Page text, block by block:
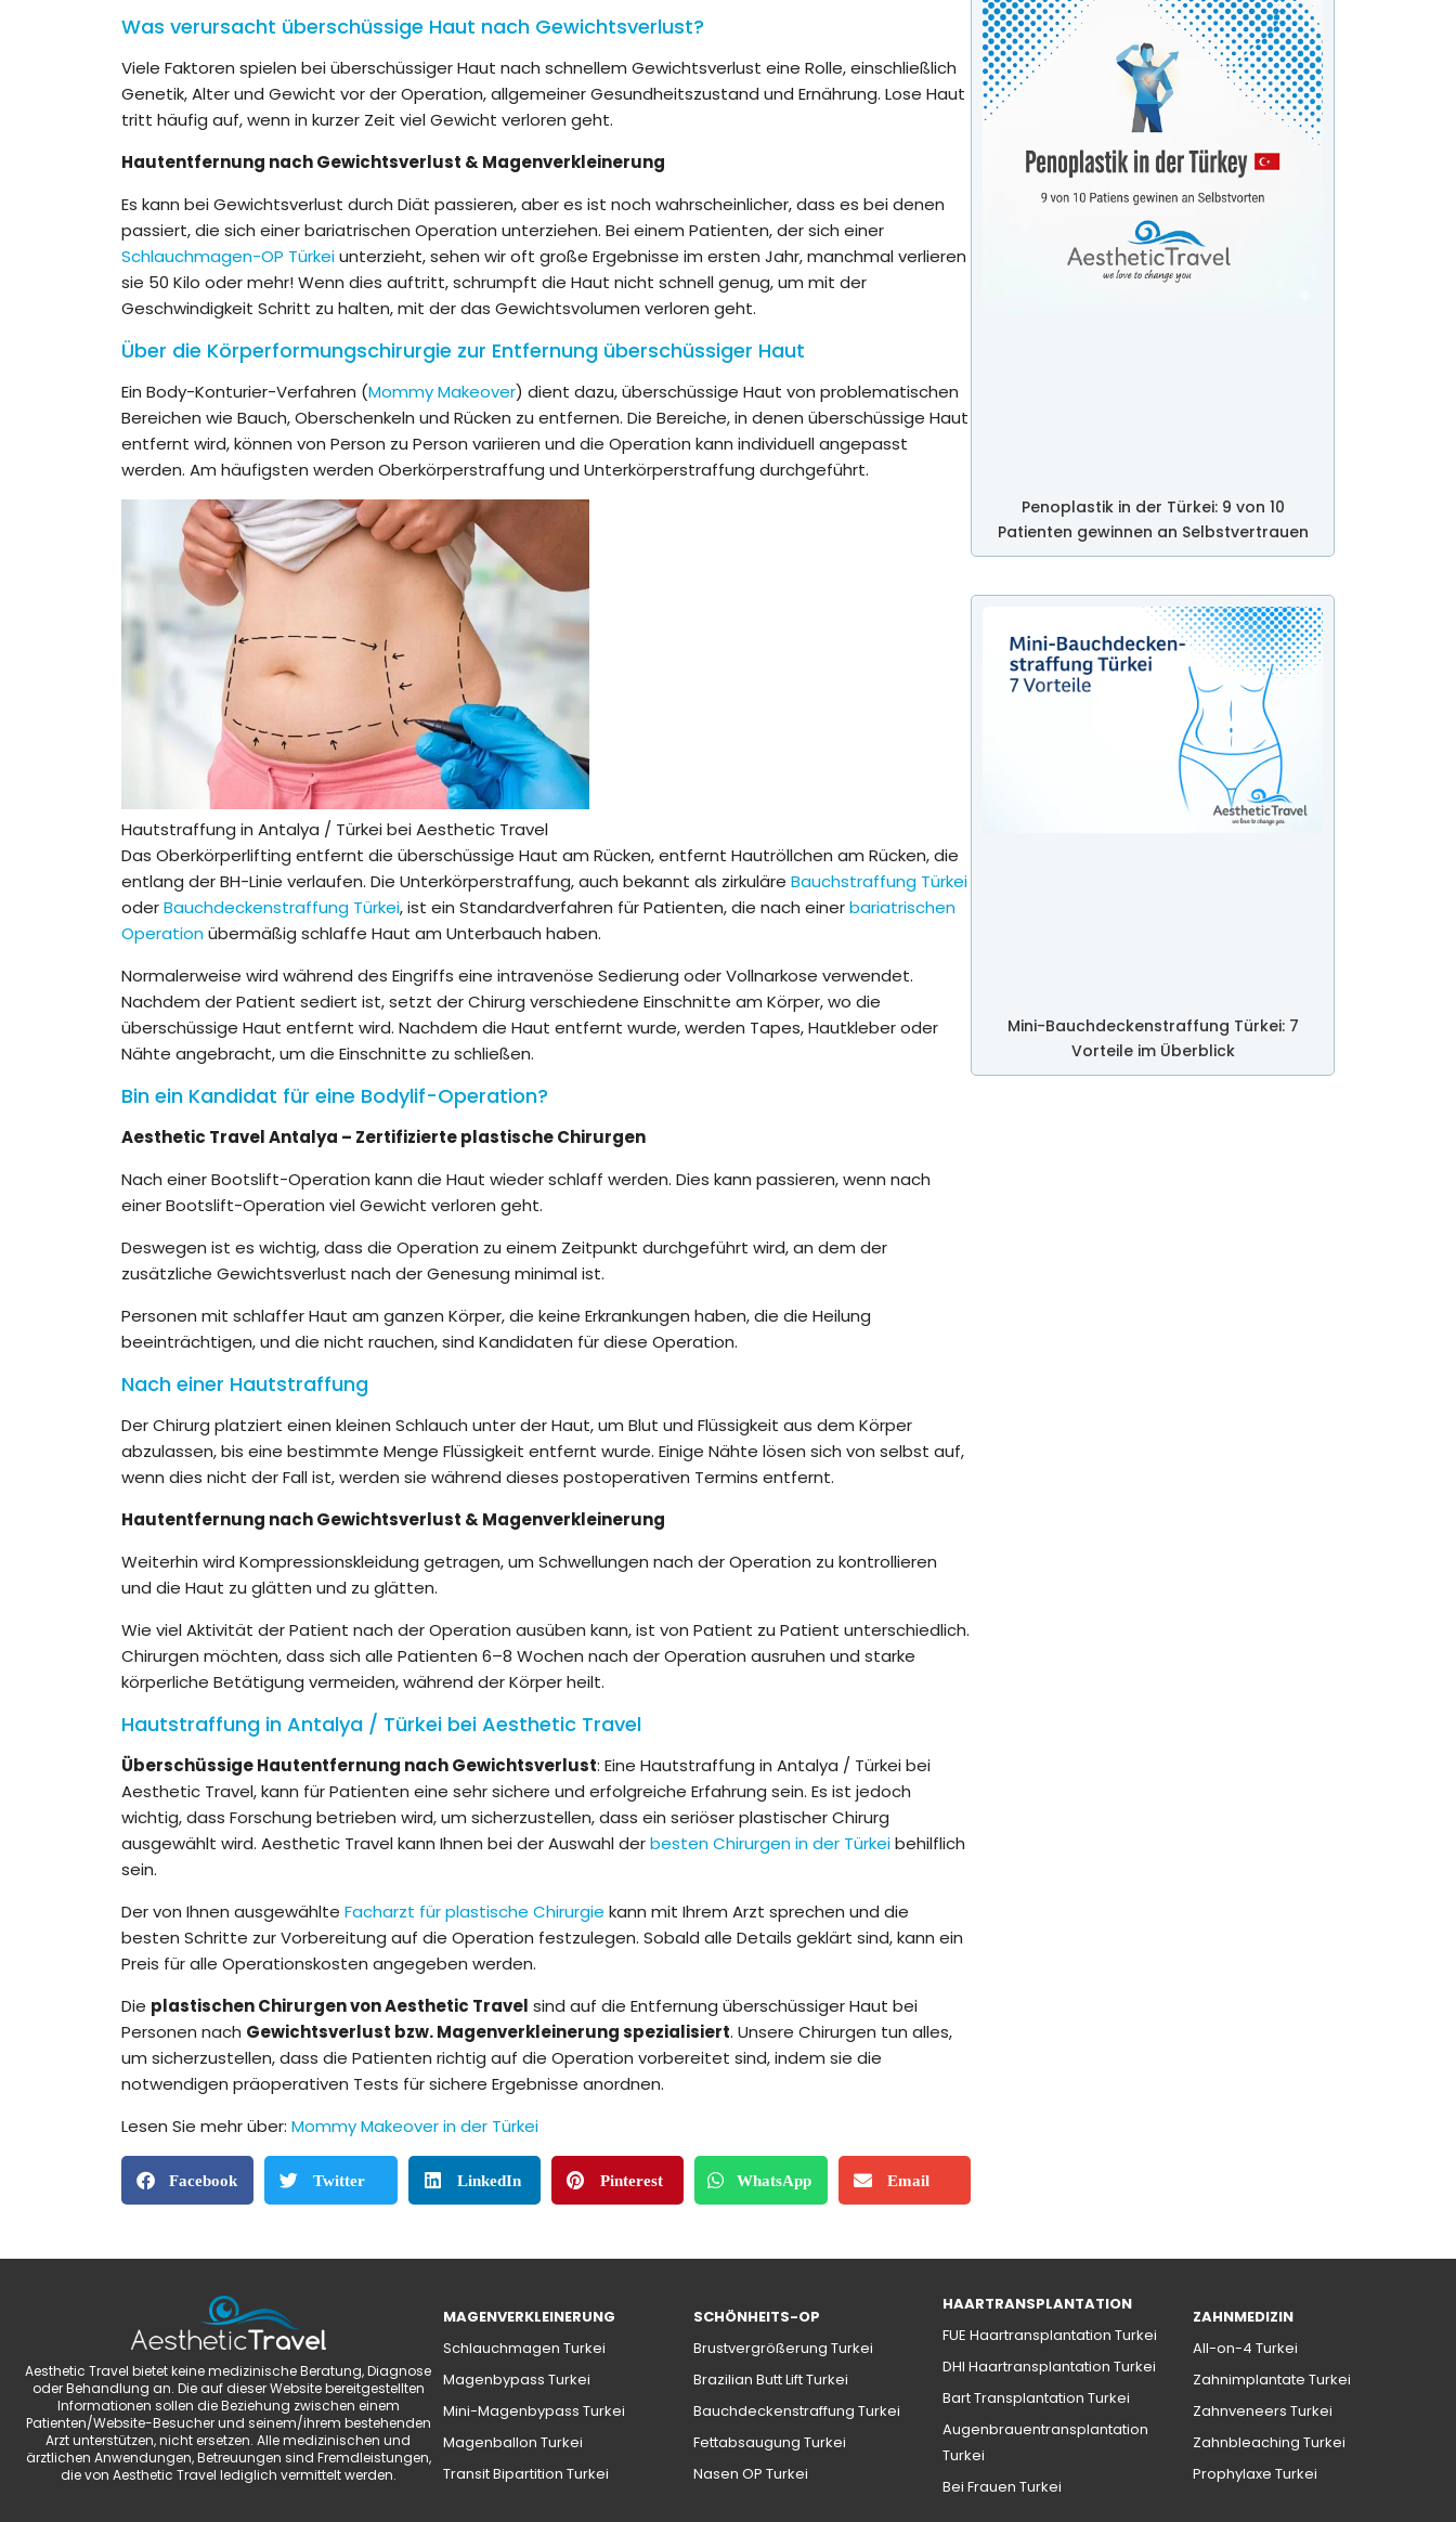
Was verursacht überschüssige Haut nach Gewichtsverlust?
Viele Faktoren spielen bei überschüssiger Haut nach schnellem Gewichtsverlust eine Rolle, einschließlich
Genetik, Alter und Gewicht vor der Operation, allgemeiner Gesundheitszustand und Ernährung. Lose Haut
tritt häufig auf, wenn in kurzer Zeit viel Gewicht verloren geht.
Hautentfernung nach Gewichtsverlust & Magenverkleinerung
Es kann bei Gewichtsverlust durch Diät passieren, aber es ist noch wahrscheinlicher, dass es bei denen
passiert, die sich einer bariatrischen Operation unterziehen. Bei einem Patienten, der sich einer
Schlauchmagen-OP Türkeiunterzieht, sehen wir oft große Ergebnisse im ersten Jahr, manchmal verlieren
sie 50 Kilo oder mehr! Wenn dies auftritt, schrumpft die Haut nicht schnell genug, um mit der
Geschwindigkeit Schritt zu halten, mit der das Gewichtsvolumen verloren geht.
Über die Körperformungschirurgie zur Entfernung überschüssiger Haut
Ein Body-Konturier-Verfahren (Mommy Makeover) dient dazu, überschüssige Haut von problematischen
Bereichen wie Bauch, Oberschenkeln und Rücken zu entfernen. Die Bereiche, in denen überschüssige Haut
entfernt wird, können von Person zu Person variieren und die Operation kann individuell angepasst
werden. Am häufigsten werden Oberkörperstraffung und Unterkörperstraffung durchgeführt.
Hautstraffung in Antalya / Türkei bei Aesthetic Travel
Das Oberkörperlifting entfernt die überschüssige Haut am Rücken, entfernt Hautröllchen am Rücken, die
entlang der BH-Linie verlaufen. Die Unterkörperstraffung, auch bekannt als zirkuläre Bauchstraffung Türkei
oderBauchdeckenstraffung Türkei, ist ein Standardverfahren für Patienten, die nach einerbariatrischen
Operationübermäßig schlaffe Haut am Unterbauch haben.
Normalerweise wird während des Eingriffs eine intravenöse Sedierung oder Vollnarkose verwendet.
Nachdem der Patient sediert ist, setzt der Chirurg verschiedene Einschnitte am Körper, wo die
überschüssige Haut entfernt wird. Nachdem die Haut entfernt wurde, werden Tapes, Hautkleber oder
Nähte angebracht, um die Einschnitte zu schließen.
Bin ein Kandidat für eine Bodylif-Operation?
Aesthetic Travel Antalya – Zertifizierte plastische Chirurgen
Nach einer Bootslift-Operation kann die Haut wieder schlaff werden. Dies kann passieren, wenn nach
einer Bootslift-Operation viel Gewicht verloren geht.
Deswegen ist es wichtig, dass die Operation zu einem Zeitpunkt durchgeführt wird, an dem der
zusätzliche Gewichtsverlust nach der Genesung minimal ist.
Personen mit schlaffer Haut am ganzen Körper, die keine Erkrankungen haben, die die Heilung
beeinträchtigen, und die nicht rauchen, sind Kandidaten für diese Operation.
Nach einer Hautstraffung
Der Chirurg platziert einen kleinen Schlauch unter der Haut, um Blut und Flüssigkeit aus dem Körper
abzulassen, bis eine bestimmte Menge Flüssigkeit entfernt wurde. Einige Nähte lösen sich von selbst auf,
wenn dies nicht der Fall ist, werden sie während dieses postoperativen Termins entfernt.
Hautentfernung nach Gewichtsverlust & Magenverkleinerung
Weiterhin wird Kompressionskleidung getragen, um Schwellungen nach der Operation zu kontrollieren
und die Haut zu glätten und zu glätten.
Wie viel Aktivität der Patient nach der Operation ausüben kann, ist von Patient zu Patient unterschiedlich.
Chirurgen möchten, dass sich alle Patienten 6–8 Wochen nach der Operation ausruhen und starke
körperliche Betätigung vermeiden, während der Körper heilt.
Hautstraffung in Antalya / Türkei bei Aesthetic Travel
Überschüssige Hautentfernung nach Gewichtsverlust: Eine Hautstraffung in Antalya / Türkei bei
Aesthetic Travel, kann für Patienten eine sehr sichere und erfolgreiche Erfahrung sein. Es ist jedoch
wichtig, dass Forschung betrieben wird, um sicherzustellen, dass ein seriöser plastischer Chirurg
ausgewählt wird. Aesthetic Travel kann Ihnen bei der Auswahl derbesten Chirurgen in der Türkeibehilflich
sein.
Der von Ihnen ausgewählte Facharzt für plastische Chirurgie kann mit Ihrem Arzt sprechen und die
besten Schritte zur Vorbereitung auf die Operation festzulegen. Sobald alle Details geklärt sind, kann ein
Preis für alle Operationskosten angegeben werden.
Die plastischen Chirurgen von Aesthetic Travel sind auf die Entfernung überschüssiger Haut bei
Personen nach Gewichtsverlust bzw. Magenverkleinerung spezialisiert. Unsere Chirurgen tun alles,
um sicherzustellen, dass die Patienten richtig auf die Operation vorbereitet sind, indem sie die
notwendigen präoperativen Tests für sichere Ergebnisse anordnen.
Lesen Sie mehr über: Mommy Makeover in der Türkei
Facebook Twitter LinkedIn Pinterest WhatsApp Email
Penoplastik in der Türkei: 9 von 10
Patienten gewinnen an Selbstvertrauen
Mini-Bauchdeckenstraffung Türkei: 7
Vorteile im Überblick
Aesthetic Travel bietet keine medizinische Beratung, Diagnose
oder Behandlung an. Die auf dieser Website bereitgestellten
Informationen sollen die Beziehung zwischen einem
Patienten/Website-Besucher und seinem/ihrem bestehenden
Arzt unterstützen, nicht ersetzen. Alle medizinischen und
ärztlichen Anwendungen, Betreuungen sind Fremdleistungen,
die von Aesthetic Travel lediglich vermittelt werden.
MAGENVERKLEINERUNG
Schlauchmagen Turkei
Magenbypass Turkei
Mini-Magenbypass Turkei
Magenballon Turkei
Transit Bipartition Turkei
SCHÖNHEITS-OP
Brustvergrößerung Turkei
Brazilian Butt Lift Turkei
Bauchdeckenstraffung Turkei
Fettabsaugung Turkei
Nasen OP Turkei
HAARTRANSPLANTATION
FUE Haartransplantation Turkei
DHI Haartransplantation Turkei
Bart Transplantation Turkei
Augenbrauentransplantation
Turkei
Bei Frauen Turkei
ZAHNMEDIZIN
All-on-4 Turkei
Zahnimplantate Turkei
Zahnveneers Turkei
Zahnbleaching Turkei
Prophylaxe Turkei